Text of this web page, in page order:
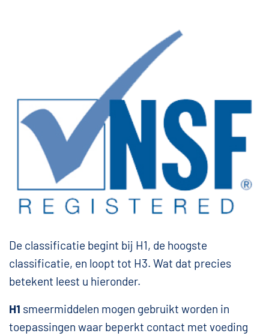
De classificatie begint bij H1, de hoogste
classificatie, en loopt tot H3. Wat dat precies
betekent leest u hieronder.
H1 smeermiddelen mogen gebruikt worden in
toepassingen waar beperkt contact met voeding